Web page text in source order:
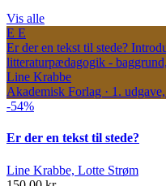
Vis alle
E E
Er der en tekst til stede?
litteraturpædagogik -
Line Krabbe
Akademisk Forlag · 1.
-54%
Er der en tekst til stede?
Line Krabbe, Lotte Strøm